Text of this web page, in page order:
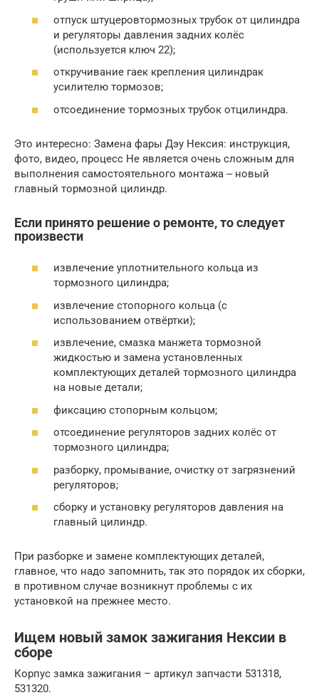
отпуск штуцеровтормозных трубок от цилиндра
и регуляторы давления задних колёс
(используется ключ 22);
откручивание гаек крепления цилиндрак
усилителю тормозов;
отсоединение тормозных трубок отцилиндра.
Это интересно: Замена фары Дэу Нексия: инструкция,
фото, видео, процесс Не является очень сложным для
выполнения самостоятельного монтажа ‒ новый
главный тормозной цилиндр.
Если принято решение о ремонте, то следует
произвести
извлечение уплотнительного кольца из
тормозного цилиндра;
извлечение стопорного кольца (с
использованием отвёртки);
извлечение, смазка манжета тормозной
жидкостью и замена установленных
комплектующих деталей тормозного цилиндра
на новые детали;
фиксацию стопорным кольцом;
отсоединение регуляторов задних колёс от
тормозного цилиндра;
разборку, промывание, очистку от загрязнений
регуляторов;
сборку и установку регуляторов давления на
главный цилиндр.
При разборке и замене комплектующих деталей,
главное, что надо запомнить, так это порядок их сборки,
в противном случае возникнут проблемы с их
установкой на прежнее место.
Ищем новый замок зажигания Нексии в
сборе
Корпус замка зажигания – артикул запчасти 531318,
531320.